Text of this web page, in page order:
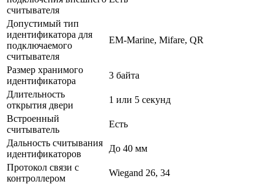
считывателя
Допустимый тип
идентификатора для
подключаемого
считывателя
EM-Marine, Mifare, QR
Размер хранимого
идентификатора
3 байта
Длительность
открытия двери
1 или 5 секунд
Встроенный
считыватель
Есть
Дальность считывания
идентификаторов
До 40 мм
Протокол связи с
контроллером
Wiegand 26, 34